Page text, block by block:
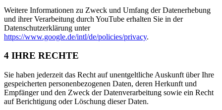
Weitere Informationen zu Zweck und Umfang der Datenerhebung
und ihrer Verarbeitung durch YouTube erhalten Sie in der
Datenschutzerklärung unter
https://www.google.de/intl/de/policies/privacy.
4 IHRE RECHTE
Sie haben jederzeit das Recht auf unentgeltliche Auskunft über Ihre
gespeicherten personenbezogenen Daten, deren Herkunft und
Empfänger und den Zweck der Datenverarbeitung sowie ein Recht
auf Berichtigung oder Löschung dieser Daten.